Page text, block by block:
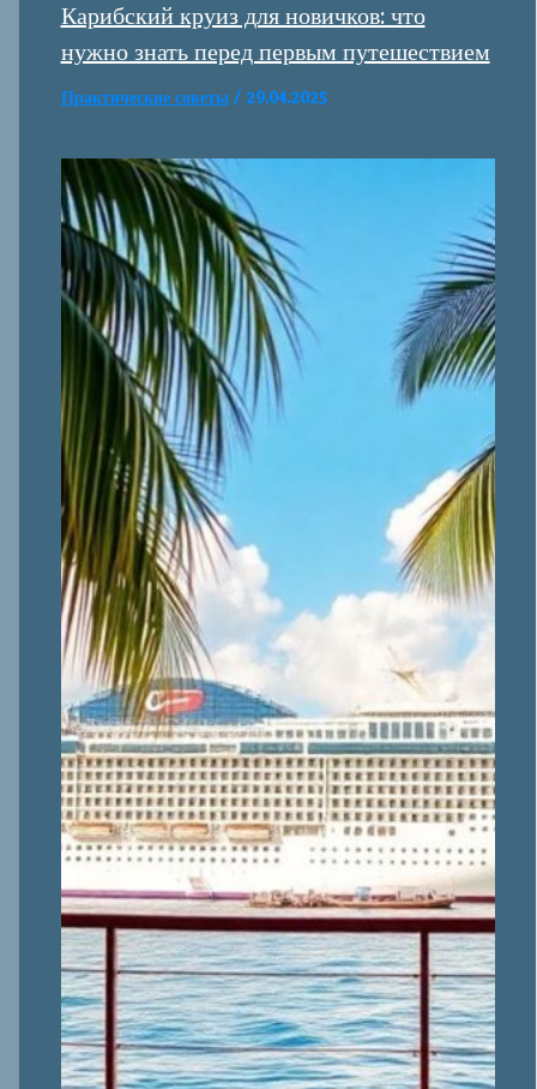
Карибский круиз для новичков: что
нужно знать перед первым путешествием
Практические советы/ 29.04.2025